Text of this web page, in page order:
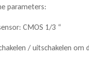
parameters:
CMOS 1/3 “
/ uitschakelen om